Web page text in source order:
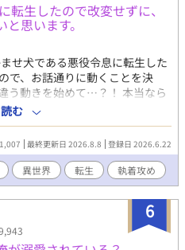
転生したので改変せずに、
思います。
せ犬である悪役令息に転生した
で、お話通りに動くことを決
う動きを始めて…？！ 本当なら
ゃった公爵様×思い込みの激し
。 ※小説家になろうさんでも連
ているので更新はアルファポリ
更新が追いついたら同時更新に
む
最終更新日 2026.8.8 登録日 2026.6.22
異世界 転生 執着攻め
6